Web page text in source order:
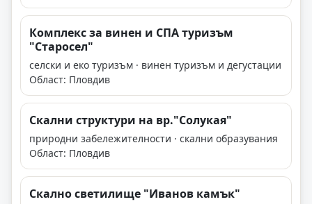
Комплекс за винен и СПА туризъм
"Старосел"
селски и еко туризъм · винен туризъм и дегустации
Област: Пловдив
Скални структури на вр."Солукая"
природни забележителности · скални образувания
Област: Пловдив
Скално светилище "Иванов камък"